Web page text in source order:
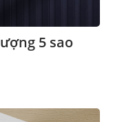
5 sao